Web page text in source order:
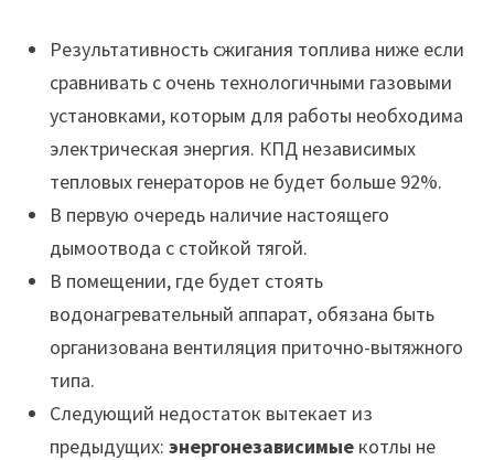
Результативность сжигания топлива ниже если
сравнивать с очень технологичными газовыми
установками, которым для работы необходима
электрическая энергия. КПД независимых
тепловых генераторов не будет больше 92%.
В первую очередь наличие настоящего
дымоотвода с стойкой тягой.
В помещении, где будет стоять
водонагревательный аппарат, обязана быть
организована вентиляция приточно-вытяжного
типа.
Следующий недостаток вытекает из
предыдущих: энергонезависимыекотлы не